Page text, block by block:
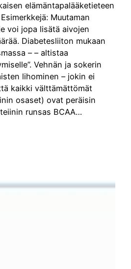
elämäntapalääketieteen
Muutaman
voi jopa lisätä aivojen
Diabetesliiton mukaan
– – altistaa
Vehnän ja sokerin
lihominen – jokin ei
kaikki välttämättömät
osaset) ovat peräisin
runsas BCAA…